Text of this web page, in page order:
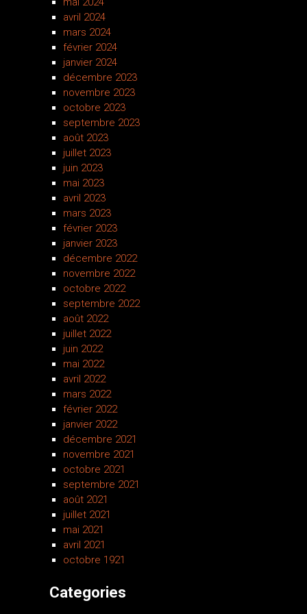
avril 2024
mars 2024
février 2024
janvier 2024
décembre 2023
novembre 2023
octobre 2023
septembre 2023
août 2023
juillet 2023
juin 2023
mai 2023
avril 2023
mars 2023
février 2023
janvier 2023
décembre 2022
novembre 2022
octobre 2022
septembre 2022
août 2022
juillet 2022
juin 2022
mai 2022
avril 2022
mars 2022
février 2022
janvier 2022
décembre 2021
novembre 2021
octobre 2021
septembre 2021
août 2021
juillet 2021
mai 2021
avril 2021
octobre 1921
Categories